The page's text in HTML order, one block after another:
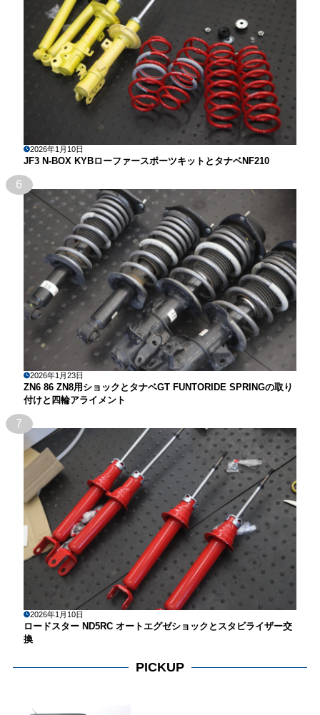
2026年1月10日
JF3 N-BOX KYBローファースポーツキットとタナベNF210
6
2026年1月23日
ZN6 86 ZN8用ショックとタナベGT FUNTORIDE SPRINGの取り
付けと四輪アライメント
7
2026年1月10日
ロードスター ND5RC オートエグゼショックとスタビライザー交
換
PICKUP